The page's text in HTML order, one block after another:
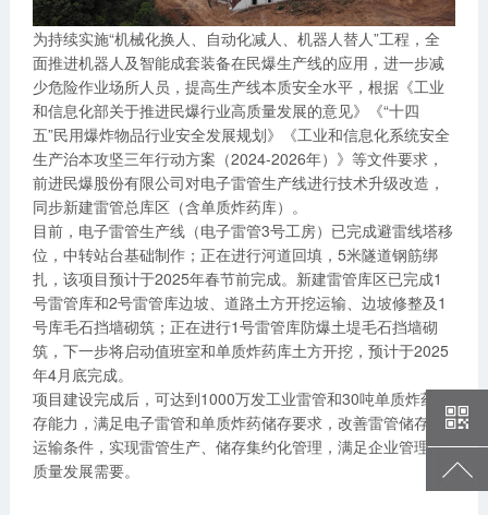
为持续实施“机械化换人、自动化减人、机器人替人”工程，全
面推进机器人及智能成套装备在民爆生产线的应用，进一步减
少危险作业场所人员，提高生产线本质安全水平，根据《工业
和信息化部关于推进民爆行业高质量发展的意见》《“十四
五”民用爆炸物品行业安全发展规划》《工业和信息化系统安全
生产治本攻坚三年行动方案（2024-2026年）》等文件要求，
前进民爆股份有限公司对电子雷管生产线进行技术升级改造，
同步新建雷管总库区（含单质炸药库）。
目前，电子雷管生产线（电子雷管3号工房）已完成避雷线塔移
位，中转站台基础制作；正在进行河道回填，5米隧道钢筋绑
扎，该项目预计于2025年春节前完成。新建雷管库区已完成1
号雷管库和2号雷管库边坡、道路土方开挖运输、边坡修整及1
号库毛石挡墙砌筑；正在进行1号雷管库防爆土堤毛石挡墙砌
筑，下一步将启动值班室和单质炸药库土方开挖，预计于2025
年4月底完成。
项目建设完成后，可达到1000万发工业雷管和30吨单质炸药储
存能力，满足电子雷管和单质炸药储存要求，改善雷管储存、
运输条件，实现雷管生产、储存集约化管理，满足企业管理高
质量发展需要。